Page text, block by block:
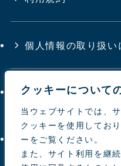
クッキーについて
当ウェブサイトでは、
クッキーを使用してお
ーをご覧ください。
また、サイト利用を継
個人情報の取り扱い
サイトマップ
お問い合わせ